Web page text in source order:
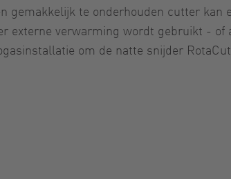
gemakkelijk te onderhouden cutter kan
verwarming wordt gebruikt - of
om de natte snijder